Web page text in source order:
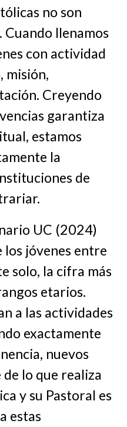
no son
Cuando llenamos
con actividad
misión,
Creyendo
garantiza
estamos
la
de
UC (2024)
los jóvenes entre
solo, la cifra más
etarios.
a las actividades
exactamente
nuevos
lo que realiza
y su Pastoral es
estas